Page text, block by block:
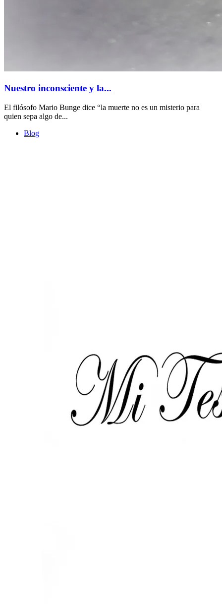
Nuestro inconsciente y la...
El filósofo Mario Bunge dice “la muerte no es un misterio para
quien sepa algo de...
Blog